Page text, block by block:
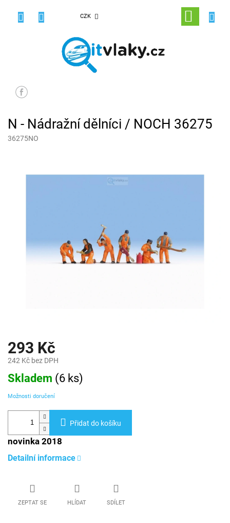
CZK
NÁKUPNÍ
KOŠÍK
N - Nádražní dělníci / NOCH 36275
36275NO
293 Kč
242 Kč bez DPH
Měrná
cena:
Skladem (6 ks)
Možnosti doručení
Přidat do košíku
novinka 2018
Detailní informace
ZEPTAT SE HLÍDAT SDÍLET